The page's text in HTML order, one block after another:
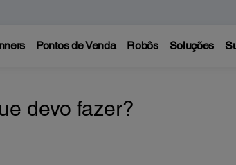
Pontos de Venda Robôs Soluções
devo fazer?